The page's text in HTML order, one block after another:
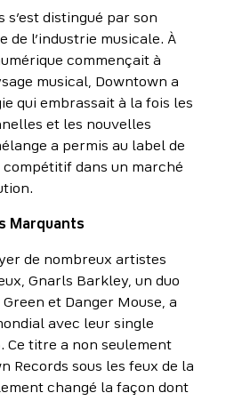
s’est distingué par son
de l’industrie musicale. À
commençait à
musical, Downtown a
qui embrassait à la fois les
et les nouvelles
a permis au label de
dans un marché
Marquants
de nombreux artistes
Gnarls Barkley, un duo
et Danger Mouse, a
avec leur single
Ce titre a non seulement
Records sous les feux de la
changé la façon dont